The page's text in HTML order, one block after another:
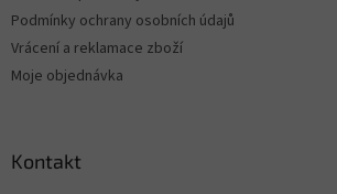
Podmínky ochrany osobních údajů
Vrácení a reklamace zboží
Moje objednávka
Kontakt